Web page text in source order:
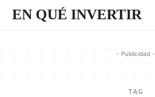
EN QUÉ INVERTIR
- Publicidad -
TAG